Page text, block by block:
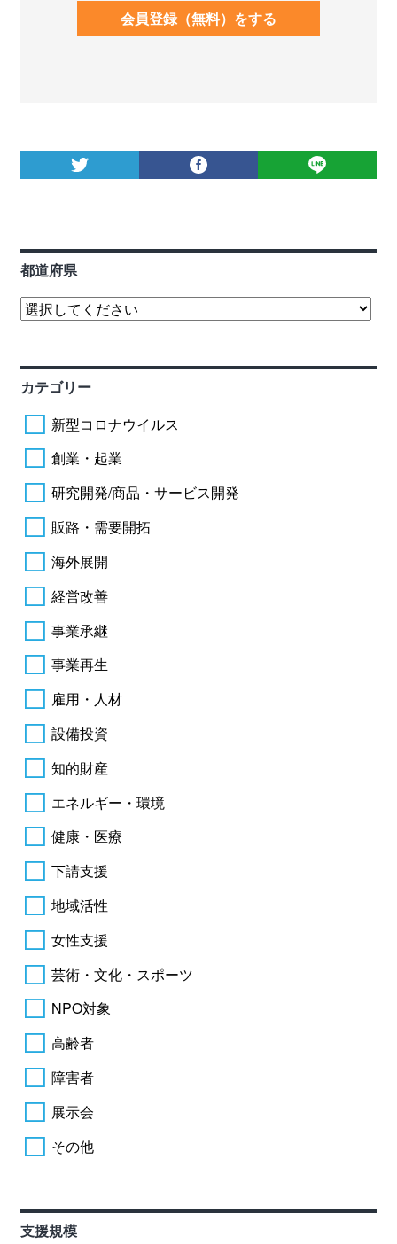
会員登録（無料）をする
都道府県
カテゴリー
新型コロナウイルス
創業・起業
研究開発/商品・サービス開発
販路・需要開拓
海外展開
経営改善
事業承継
事業再生
雇用・人材
設備投資
知的財産
エネルギー・環境
健康・医療
下請支援
地域活性
女性支援
芸術・文化・スポーツ
NPO対象
高齢者
障害者
展示会
その他
支援規模